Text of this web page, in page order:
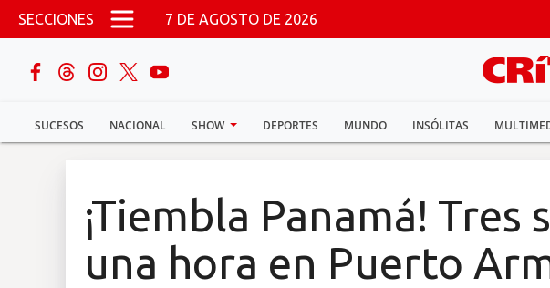
Pasar al contenido principal
SECCIONES 7 DE AGOSTO DE 2026
SUCESOS NACIONAL SHOW DEPORTES MUNDO INSÓLITAS
buscar
Sucesos
¡Tiembla Panamá! Tres
una hora en Puerto